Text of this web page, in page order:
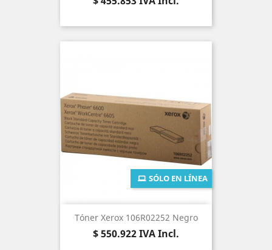
Tóner Xerox 106R02252 Negro
Precio
$ 550.922IVA Incl.
SÓLO EN LÍNEA